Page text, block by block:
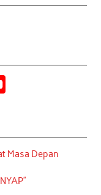
T
u
b
Masa Depan